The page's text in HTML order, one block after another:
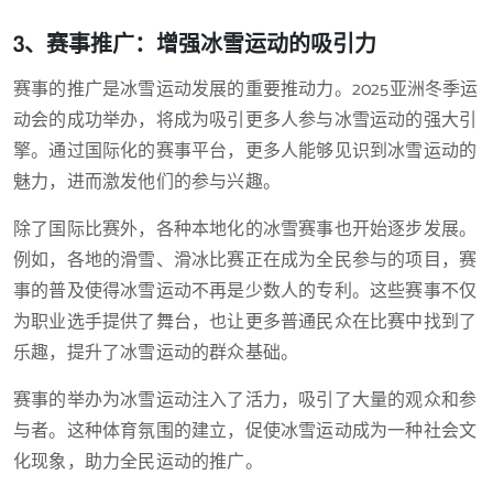
3、赛事推广：增强冰雪运动的吸引力
赛事的推广是冰雪运动发展的重要推动力。2025亚洲冬季运
动会的成功举办，将成为吸引更多人参与冰雪运动的强大引
擎。通过国际化的赛事平台，更多人能够见识到冰雪运动的
魅力，进而激发他们的参与兴趣。
除了国际比赛外，各种本地化的冰雪赛事也开始逐步发展。
例如，各地的滑雪、滑冰比赛正在成为全民参与的项目，赛
事的普及使得冰雪运动不再是少数人的专利。这些赛事不仅
为职业选手提供了舞台，也让更多普通民众在比赛中找到了
乐趣，提升了冰雪运动的群众基础。
赛事的举办为冰雪运动注入了活力，吸引了大量的观众和参
与者。这种体育氛围的建立，促使冰雪运动成为一种社会文
化现象，助力全民运动的推广。